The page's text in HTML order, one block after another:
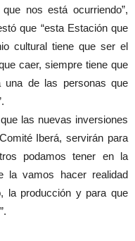
nos está ocurriendo”,
que “esta Estación que
cultural tiene que ser el
caer, siempre tiene que
una de las personas que
las nuevas inversiones
Iberá, servirán para
podamos tener en la
la vamos hacer realidad
la producción y para que